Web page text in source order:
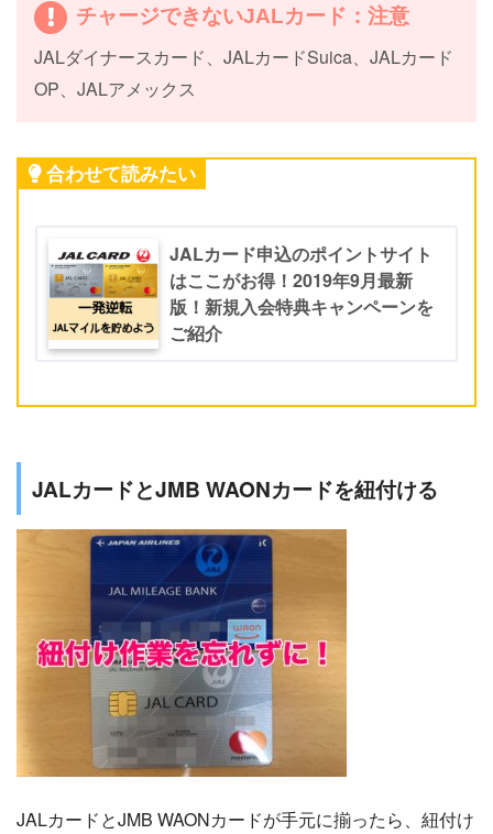
チャージできないJALカード：注意
JALダイナースカード、JALカードSuica、JALカード
OP、JALアメックス
合わせて読みたい
JALカード申込のポイントサイト
はここがお得！2019年9月最新
版！新規入会特典キャンペーンを
ご紹介
JALカードとJMB WAONカードを紐付ける
JALカードとJMB WAONカードが手元に揃ったら、紐付け